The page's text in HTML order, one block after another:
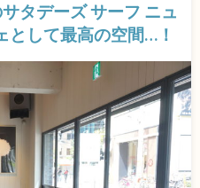
タデーズ サーフ ニュ
として最高の空間…！